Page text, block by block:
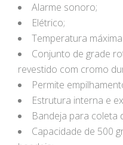
Alarme sonoro;
Elétrico;
Temperatura máxima
Conjunto de grade
revestido com cromo
Permite
Estrutura interna e
Bandeja para coleta
Capacidade de 500